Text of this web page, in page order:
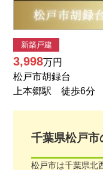
新築戸建
3,998万円
松戸市胡録台
上本郷駅 徒歩6分
千葉県松戸市
松戸市は千葉県北